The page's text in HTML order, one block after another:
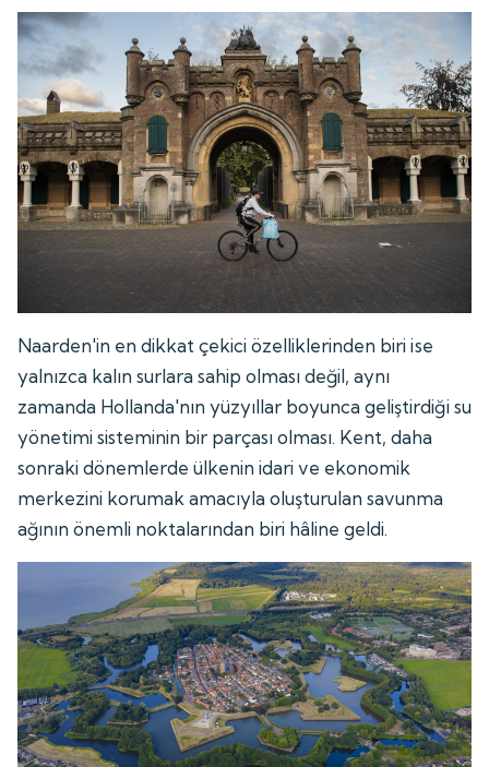
Naarden'in en dikkat çekici özelliklerinden biri ise
yalnızca kalın surlara sahip olması değil, aynı
zamanda Hollanda'nın yüzyıllar boyunca geliştirdiği su
yönetimi sisteminin bir parçası olması. Kent, daha
sonraki dönemlerde ülkenin idari ve ekonomik
merkezini korumak amacıyla oluşturulan savunma
ağının önemli noktalarından biri hâline geldi.